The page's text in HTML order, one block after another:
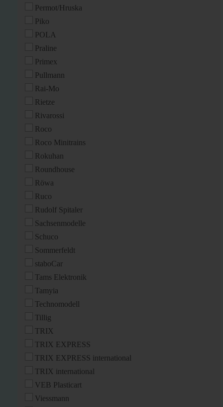
Permot/Hruska
Piko
POLA
Praline
Primex
Pullmann
Rai-Mo
Rietze
Rivarossi
Roco
Roco Minitrains
Rokuhan
Roundhouse
Röwa
Ruco
Rudolf Spitaler
Sachsenmodelle
Schuco
Sommerfeldt
staboCar
Tams Elektronik
Tamyia
Technomodell
Tillig
TRIX
TRIX EXPRESS
TRIX EXPRESS international
TRIX international
VEB Plasticart
Viessmann